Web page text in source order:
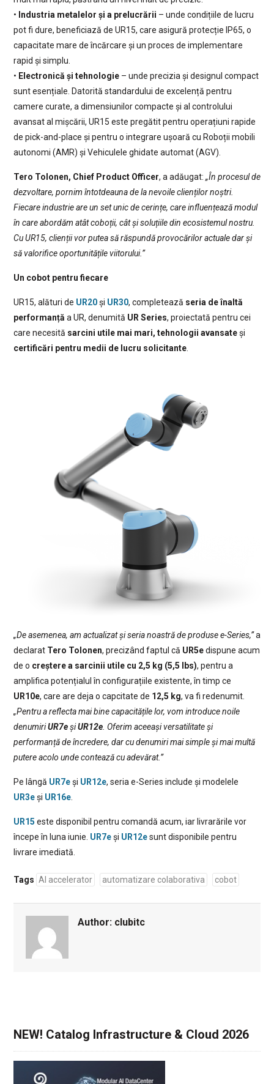
• Industria metalelor și a prelucrării – unde condițiile de lucru
pot fi dure, beneficiază de UR15, care asigură protecție IP65, o
capacitate mare de încărcare și un proces de implementare
rapid și simplu.
• Electronică și tehnologie– unde precizia și designul compact
sunt esențiale. Datorită standardului de excelență pentru
camere curate, a dimensiunilor compacte și al controlului
avansat al mișcării, UR15 este pregătit pentru operațiuni rapide
de pick-and-place și pentru o integrare ușoară cu Roboții mobili
autonomi (AMR) și Vehiculele ghidate automat (AGV).
Tero Tolonen, Chief Product Officer, a adăugat: „În procesul de
dezvoltare, pornim întotdeauna de la nevoile clienților noștri.
Fiecare industrie are un set unic de cerințe, care influențează modul
în care abordăm atât coboții, cât și soluțiile din ecosistemul nostru.
Cu UR15, clienții vor putea să răspundă provocărilor actuale dar și
să valorifice oportunitățile viitorului.”
Un cobot pentru fiecare
UR15, alături de UR20și UR30, completează seria de înaltă
performanță a UR, denumită UR Series, proiectată pentru cei
care necesită sarcini utile mai mari, tehnologii avansateși
certificări pentru medii de lucru solicitante.
„De asemenea, am actualizat și seria noastră de produse e-Series,”a
declarat Tero Tolonen, precizând faptul că UR5edispune acum
de o creștere a sarcinii utile cu 2,5 kg (5,5 lbs), pentru a
amplifica potențialul în configurațiile existente, în timp ce
UR10e, care are deja o capcitate de 12,5 kg, va fi redenumit.
„Pentru a reflecta mai bine capacitățile lor, vom introduce noile
denumiriUR7eșiUR12e. Oferim aceeași versatilitate și
performanță de încredere, dar cu denumiri mai simple și mai multă
putere acolo unde contează cu adevărat.”
Pe lângă UR7eși UR12e, seria e-Series include și modelele
UR3eși UR16e.
UR15 este disponibil pentru comandă acum, iar livrarările vor
începe în luna iunie. UR7eși UR12esunt disponibile pentru
livrare imediată.
Tags AI accelerator automatizare colaborativa cobot
Author: clubitc
NEW! Catalog Infrastructure & Cloud 2026